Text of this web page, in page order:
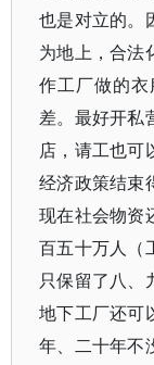
也是对立的。
为地上，合法
作工厂做的
差。最好开私
店，请工也可
经济政策结束
现在社会物资
百五十万人（
只保留了八、
地下工厂还可
年、二十年不